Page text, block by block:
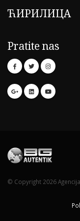
ЋИРИЛИЦА
Pratite nas
© Copyright 2026